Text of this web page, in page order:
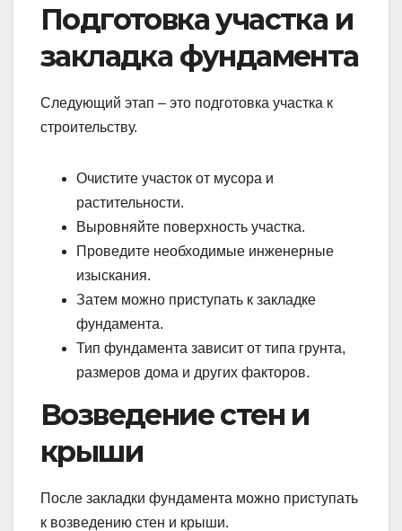
Подготовка участка и
закладка фундамента
Следующий этап – это подготовка участка к
строительству.
Очистите участок от мусора и
растительности.
Выровняйте поверхность участка.
Проведите необходимые инженерные
изыскания.
Затем можно приступать к закладке
фундамента.
Тип фундамента зависит от типа грунта,
размеров дома и других факторов.
Возведение стен и
крыши
После закладки фундамента можно приступать
к возведению стен и крыши.